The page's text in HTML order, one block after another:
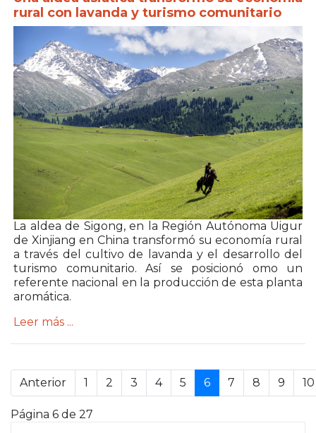
rural con lavanda y turismo comunitario
La aldea de Sigong, en la Región Autónoma Uigur
de Xinjiang en China transformó su economía rural
a través del cultivo de lavanda y el desarrollo del
turismo comunitario. Así se posicionó omo un
referente nacional en la producción de esta planta
aromática.
Leer más ...
Anterior
1 2 3 4 5 6 7 8 9 10
Página 6 de 27